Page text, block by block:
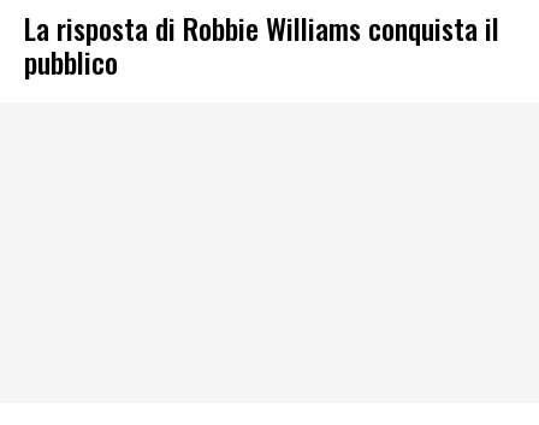
La risposta di Robbie Williams conquista il
pubblico